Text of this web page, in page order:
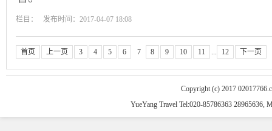
栏目： 发布时间：2017-04-07 18:08
首页 上一页 3 4 5 6 7 8 9 10 11 ... 12 下一页
Copyright (c) 2017
YueYang Travel Tel:020-85786363 28965636,